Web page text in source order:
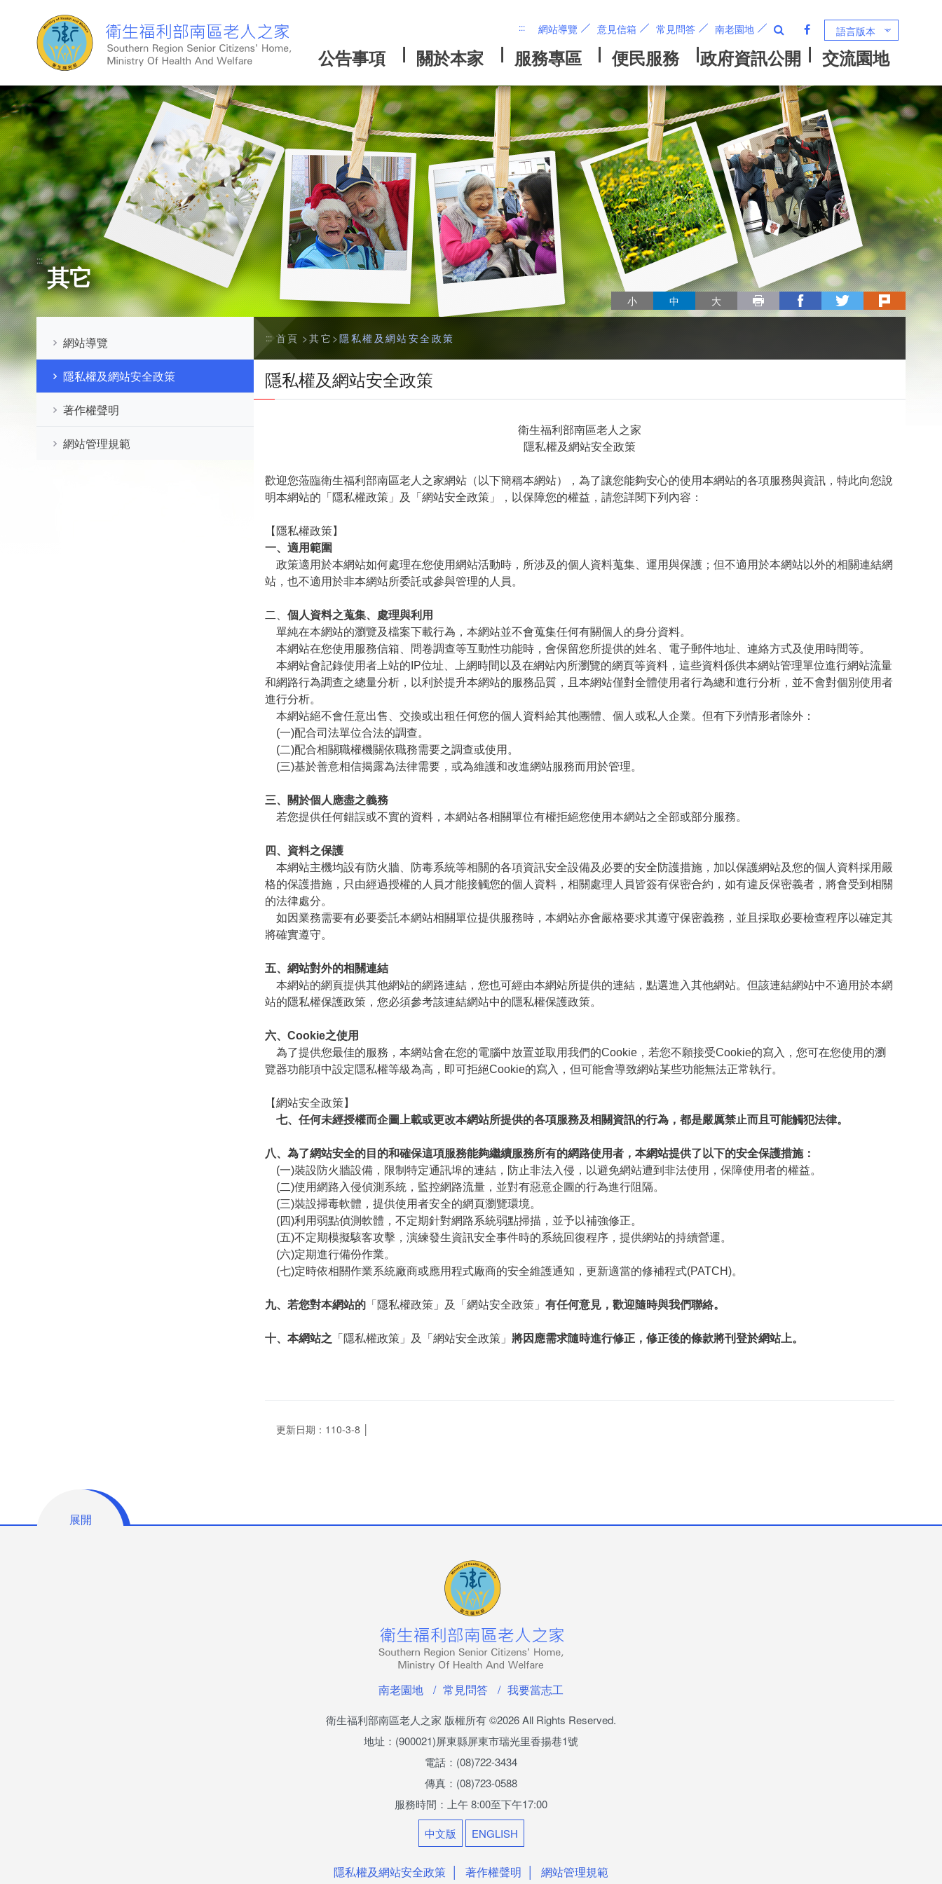
::: 網站導覽 意見信箱 常見問答 南老園地 語言版本
:::
其它
網站導覽
隱私權及網站安全政策
著作權聲明
網站管理規範
略
過
切
社
分
享
工
具
小 中 大 列印 facebook twitter plurk
::: 首頁 其它 隱私權及網站安全政策
隱私權及網站安全政策
衛生福利部南區老人之家
隱私權及網站安全政策
歡迎您蒞臨衛生福利部南區老人之家網站（以下簡稱本網站），為了讓您能夠安心的使用本網站的各項服務與資訊，特此向您說
明本網站的「隱私權政策」及「網站安全政策」，以保障您的權益，請您詳閱下列內容：
【隱私權政策】
一、 適用範圍
政策適用於本網站如何處理在您使用網站活動時，所涉及的個人資料蒐集、運用與保護；但不適用於本網站以外的相關連結網
站，也不適用於非本網站所委託或參與管理的人員。
二、 個人資料之蒐集、處理與利用
單純在本網站的瀏覽及檔案下載行為，本網站並不會蒐集任何有關個人的身分資料。
本網站在您使用服務信箱、問卷調查等互動性功能時，會保留您所提供的姓名、電子郵件地址、連絡方式及使用時間等。
本網站會記錄使用者上站的IP位址、上網時間以及在網站內所瀏覽的網頁等資料，這些資料係供本網站管理單位進行網站流量
和網路行為調查之總量分析，以利於提升本網站的服務品質，且本網站僅對全體使用者行為總和進行分析，並不會對個別使用者
進行分析。
本網站絕不會任意出售、交換或出租任何您的個人資料給其他團體、個人或私人企業。但有下列情形者除外：
(一)配合司法單位合法的調查。
(二)配合相關職權機關依職務需要之調查或使用。
(三)基於善意相信揭露為法律需要，或為維護和改進網站服務而用於管理。
三、關於個人應盡之義務
若您提供任何錯誤或不實的資料，本網站各相關單位有權拒絕您使用本網站之全部或部分服務。
四、資料之保護
本網站主機均設有防火牆、防毒系統等相關的各項資訊安全設備及必要的安全防護措施，加以保護網站及您的個人資料採用嚴
格的保護措施，只由經過授權的人員才能接觸您的個人資料，相關處理人員皆簽有保密合約，如有違反保密義者，將會受到相關
的法律處分。
如因業務需要有必要委託本網站相關單位提供服務時，本網站亦會嚴格要求其遵守保密義務，並且採取必要檢查程序以確定其
將確實遵守。
五、網站對外的相關連結
本網站的網頁提供其他網站的網路連結，您也可經由本網站所提供的連結，點選進入其他網站。但該連結網站中不適用於本網
站的隱私權保護政策，您必須參考該連結網站中的隱私權保護政策。
六、Cookie之使用
為了提供您最佳的服務，本網站會在您的電腦中放置並取用我們的Cookie，若您不願接受Cookie的寫入，您可在您使用的瀏
覽器功能項中設定隱私權等級為高，即可拒絕Cookie的寫入，但可能會導致網站某些功能無法正常執行。
【網站安全政策】
七、任何未經授權而企圖上載或更改本網站所提供的各項服務及相關資訊的行為，都是嚴厲禁止而且可能觸犯法律。
八、為了網站安全的目的和確保這項服務能夠繼續服務所有的網路使用者，本網站提供了以下的安全保護措施：
(一)裝設防火牆設備，限制特定通訊埠的連結，防止非法入侵，以避免網站遭到非法使用，保障使用者的權益。
(二)使用網路入侵偵測系統，監控網路流量，並對有惡意企圖的行為進行阻隔。
(三)裝設掃毒軟體，提供使用者安全的網頁瀏覽環境。
(四)利用弱點偵測軟體，不定期針對網路系統弱點掃描，並予以補強修正。
(五)不定期模擬駭客攻擊，演練發生資訊安全事件時的系統回復程序，提供網站的持續營運。
(六)定期進行備份作業。
(七)定時依相關作業系統廠商或應用程式廠商的安全維護通知，更新適當的修補程式(PATCH)。
九、若您對本網站的 「隱私權政策」及「網站安全政策」 有任何意見，歡迎隨時與我們聯絡。
十、本網站之 「隱私權政策」及「網站安全政策」 將因應需求隨時進行修正，修正後的條款將刊登於網站上。
更新日期：110-3-8
展開
南老園地 常見問答 我要當志工
衛生福利部南區老人之家 版權所有©2026 All Rights Reserved.
地址：(900021)屏東縣屏東市瑞光里香揚巷1號
電話：(08)722-3434
傳真：(08)723-0588
服務時間：上午 8:00至下午17:00
中文版
ENGLISH
隱私權及網站安全政策 著作權聲明 網站管理規範